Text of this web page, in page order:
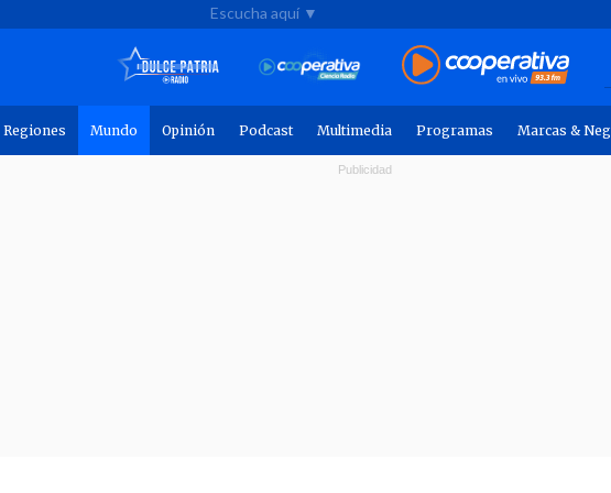
Escucha aquí ▼
Regiones Mundo Opinión Podcast Multimedia Programas Marcas &